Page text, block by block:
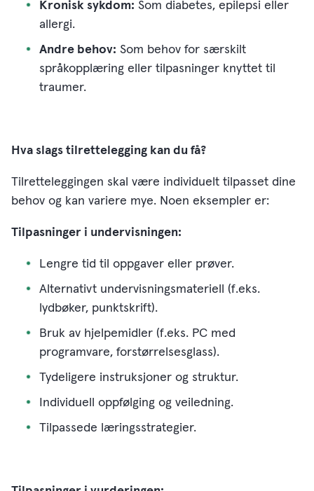
Kronisk sykdom: Som diabetes, epilepsi eller
allergi.
Andre behov: Som behov for særskilt
språkopplæring eller tilpasninger knyttet til
traumer.
Hva slags tilrettelegging kan du få?
Tilretteleggingen skal være individuelt tilpasset dine
behov og kan variere mye. Noen eksempler er:
Tilpasninger i undervisningen:
Lengre tid til oppgaver eller prøver.
Alternativt undervisningsmateriell (f.eks.
lydbøker, punktskrift).
Bruk av hjelpemidler (f.eks. PC med
programvare, forstørrelsesglass).
Tydeligere instruksjoner og struktur.
Individuell oppfølging og veiledning.
Tilpassede læringsstrategier.